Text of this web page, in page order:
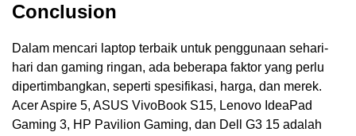
Conclusion
Dalam mencari laptop terbaik untuk penggunaan sehari-
hari dan gaming ringan, ada beberapa faktor yang perlu
dipertimbangkan, seperti spesifikasi, harga, dan merek.
Acer Aspire 5, ASUS VivoBook S15, Lenovo IdeaPad
Gaming 3, HP Pavilion Gaming, dan Dell G3 15 adalah